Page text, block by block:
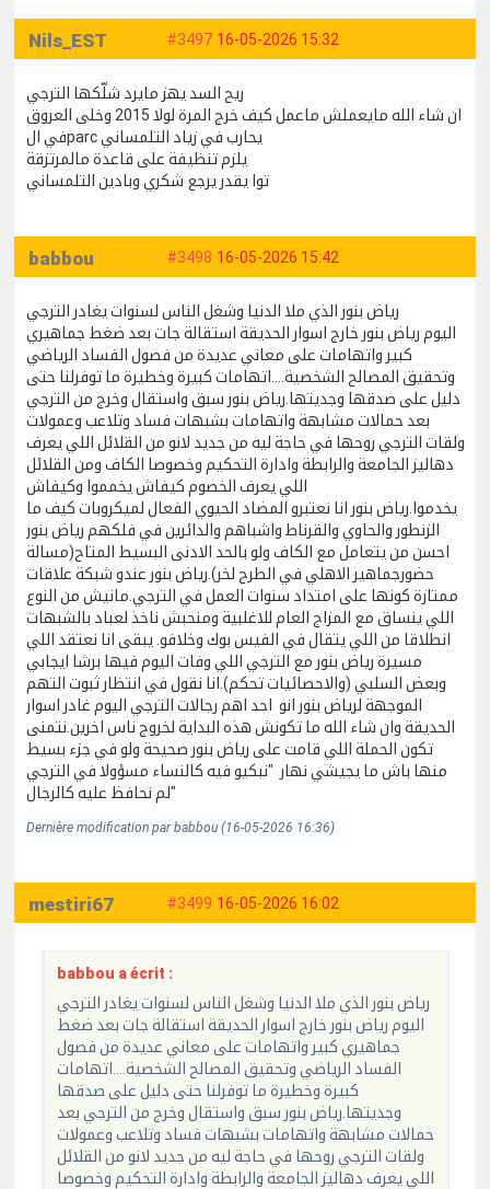
#3497 16-05-2026 15:32
Nils_EST
ريح السد يهز مايرد شلّكها الترجي
ان شاء الله مايعملش ماعمل كيف خرج المرة لولا 2015 وخلى العروق
في الparc يحارب في زياد التلمساني
يلزم تنظيفة على قاعدة مالمرتزقة
توا يقدر يرجع شكري وبادين التلمساني
#3498 16-05-2026 15:42
babbou
رياض بنور الذي ملا الدنيا وشغل الناس لسنوات يغادر الترجي
اليوم رياض بنور خارج اسوار الحديقة استقالة جات بعد ضغط جماهيري
كبير واتهامات على معاني عديدة من فصول الفساد الرياضي
وتحقيق المصالح الشخصية....اتهامات كبيرة وخطيرة ما توفرلنا حتى
دليل على صدقها وجديتها.رياض بنور سبق واستقال وخرج من الترجي
بعد حمالات مشابهة واتهامات بشبهات فساد وتلاعب وعمولات
ولقات الترجي روحها في حاجة ليه من جديد لانو من القلائل اللي يعرف
دهاليز الجامعة والرابطة وادارة التحكيم وخصوصا الكاف ومن القلائل
اللي يعرف الخصوم كيفاش يخمموا وكيفاش
يخدموا.رياض بنور انا نعتبرو المضاد الحيوي الفعال لميكروبات كيف ما
الزنطور والحاوي والقرناط واشباهم والدائرين في فلكهم رياض بنور
احسن من يتعامل مع الكاف ولو بالحد الادنى البسيط المتاح(مسالة
حضورجماهير الاهلي في الطرح لخر).رياض بنور عندو شبكة علاقات
ممتازة كونها على امتداد سنوات العمل في الترجي.مانيش من النوع
اللي ينساق مع المزاج العام للاغلبية ومنحبش ناخذ لعباد بالشبهات
انطلاقا من اللي يتقال في الفيس بوك وخلافو. يبقى انا نعتقد اللي
مسيرة رياض بنور مع الترجي اللي وفات اليوم فيها برشا ايجابي
وبعض السلبي (والاحصائيات تحكم).انا نقول في انتظار ثبوت التهم
الموجهة لرياض بنور انو احد اهم رجالات الترجي اليوم غادر اسوار
الحديقة وان شاء الله ما تكونش هذه البداية لخروج ناس اخرين.نتمنى
تكون الحملة اللي قامت على رياض بنور صحيحة ولو في جزء بسيط
منها باش ما يجيشي نهار "نبكيو فيه كالنساء مسؤولا في الترجي
لم نحافظ عليه كالرجال"
Dernière modification par babbou (16-05-2026 16:36)
#3499 16-05-2026 16:02
mestiri67
babbou a écrit :
رياض بنور الذي ملا الدنيا وشغل الناس لسنوات يغادر الترجي
اليوم رياض بنور خارج اسوار الحديقة استقالة جات بعد ضغط
جماهيري كبير واتهامات على معاني عديدة من فصول
الفساد الرياضي وتحقيق المصالح الشخصية....اتهامات
كبيرة وخطيرة ما توفرلنا حتى دليل على صدقها
وجديتها.رياض بنور سبق واستقال وخرج من الترجي بعد
حمالات مشابهة واتهامات بشبهات فساد وتلاعب وعمولات
ولقات الترجي روحها في حاجة ليه من جديد لانو من القلائل
اللي يعرف دهاليز الجامعة والرابطة وادارة التحكيم وخصوصا